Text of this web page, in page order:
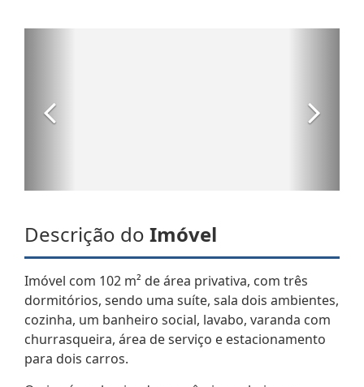
Descrição do Imóvel
Imóvel com 102 m² de área privativa, com três
dormitórios, sendo uma suíte, sala dois ambientes,
cozinha, um banheiro social, lavabo, varanda com
churrasqueira, área de serviço e estacionamento
para dois carros.